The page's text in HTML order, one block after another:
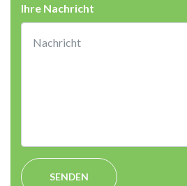
Ihre Nachricht
SENDEN